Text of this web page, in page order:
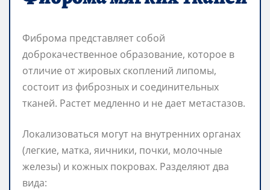
Фиброма представляет собой
доброкачественное образование, которое в
отличие от жировых скоплений липомы,
состоит из фиброзных и соединительных
тканей. Растет медленно и не дает метастазов.
Локализоваться могут на внутренних органах
(легкие, матка, яичники, почки, молочные
железы) и кожных покровах. Разделяют два
вида: